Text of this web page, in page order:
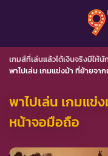
เกมส์ที่เล่นแล้วได้เงินจริงมีให้
พาไปเล่น เกมแข่งม้า ที่ย้ายจ
พาไปเล่น เกมแข่
หน้าจอมือถือ